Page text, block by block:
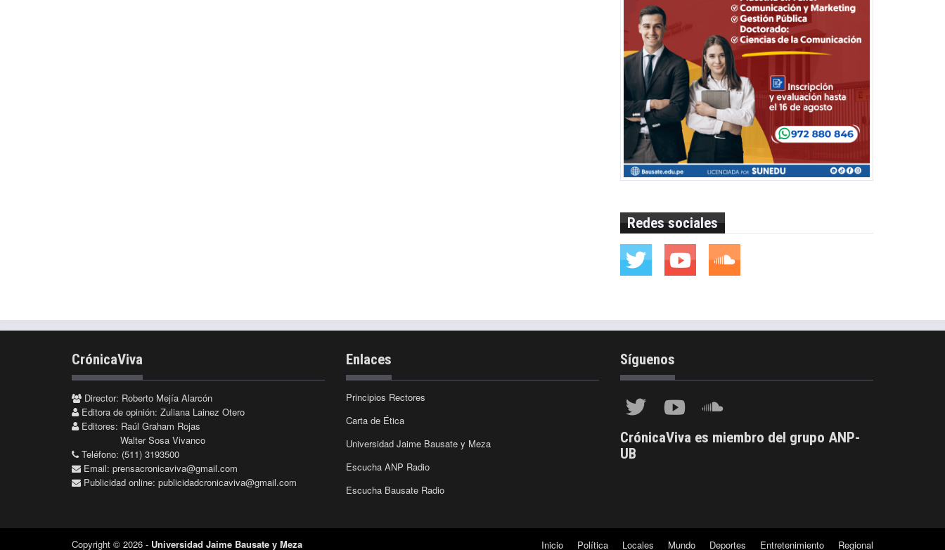
Redes sociales
CrónicaViva
Director: Roberto Mejía Alarcón
Editora de opinión: Zuliana Lainez Otero
Editores: Raúl Graham Rojas
Walter Sosa Vivanco
Teléfono: (511) 3193500
Email: prensacronicaviva@gmail.com
Publicidad online: publicidadcronicaviva@gmail.com
Enlaces
Principios Rectores
Carta de Ética
Universidad Jaime Bausate y Meza
Escucha ANP Radio
Escucha Bausate Radio
Síguenos
CrónicaViva es miembro del grupo ANP-
UB
Copyright © 2026 - Universidad Jaime Bausate y Meza Inicio Política Locales Mundo Deportes Entretenimiento Regional